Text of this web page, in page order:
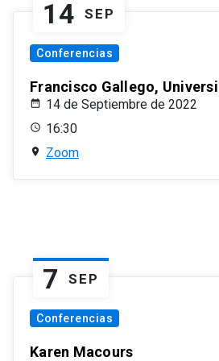
14 SEP
Conferencias
Francisco Gallego,
14 de Septiembre de 2022
16:30
Zoom
7 SEP
Conferencias
Karen Macours